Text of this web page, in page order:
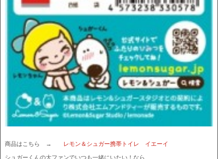
商品はこちら → レモン＆シュガー携帯トイレ イエーイ
シュガーくんの大ファンでいつも一緒にいたい！なら